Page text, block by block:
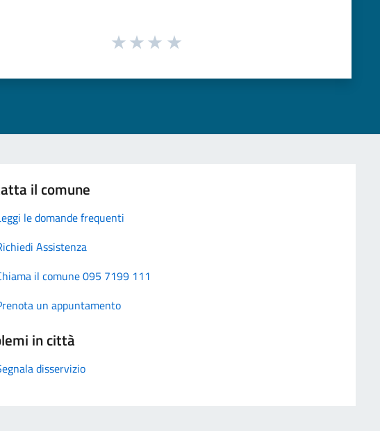
il comune
le domande frequenti
Assistenza
il comune 095 7199 111
un appuntamento
in città
disservizio